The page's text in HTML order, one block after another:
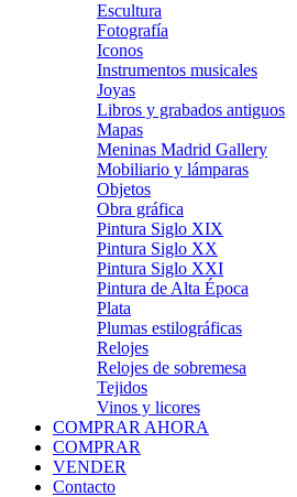
Escultura
Fotografía
Iconos
Instrumentos musicales
Joyas
Libros y grabados antiguos
Mapas
Meninas Madrid Gallery
Mobiliario y lámparas
Objetos
Obra gráfica
Pintura Siglo XIX
Pintura Siglo XX
Pintura Siglo XXI
Pintura de Alta Época
Plata
Plumas estilográficas
Relojes
Relojes de sobremesa
Tejidos
Vinos y licores
COMPRAR AHORA
COMPRAR
VENDER
Contacto